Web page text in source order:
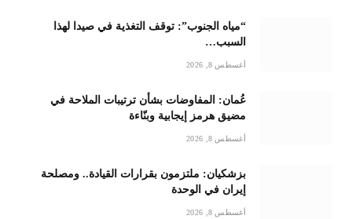
“مياه الجنوب”: توقف التغذية في صيدا لهذا
السبب…
أغسطس 8, 2026
عُمان: المفاوضات بشأن ترتيبات الملاحة في
مضيق هرمز إيجابية وبنّاءة
أغسطس 8, 2026
بزشكيان: ملتزمون بقرارات القيادة.. ومصلحة
إيران في الوحدة
أغسطس 8, 2026